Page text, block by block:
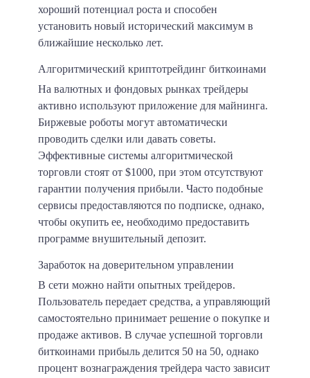
хороший потенциал роста и способен
установить новый исторический максимум в
ближайшие несколько лет.
Алгоритмический криптотрейдинг биткоинами
На валютных и фондовых рынках трейдеры
активно используют приложение для майнинга.
Биржевые роботы могут автоматически
проводить сделки или давать советы.
Эффективные системы алгоритмической
торговли стоят от $1000, при этом отсутствуют
гарантии получения прибыли. Часто подобные
сервисы предоставляются по подписке, однако,
чтобы окупить ее, необходимо предоставить
программе внушительный депозит.
Заработок на доверительном управлении
В сети можно найти опытных трейдеров.
Пользователь передает средства, а управляющий
самостоятельно принимает решение о покупке и
продаже активов. В случае успешной торговли
биткоинами прибыль делится 50 на 50, однако
процент вознаграждения трейдера часто зависит